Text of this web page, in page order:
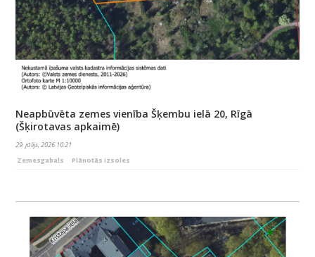
Neapbūvēta zemes vienība Šķembu ielā 20, Rīgā
(Šķirotavas apkaimē)
29. jūlijs, 2026 10:21
Zemesgabals
Plānotās izsoles